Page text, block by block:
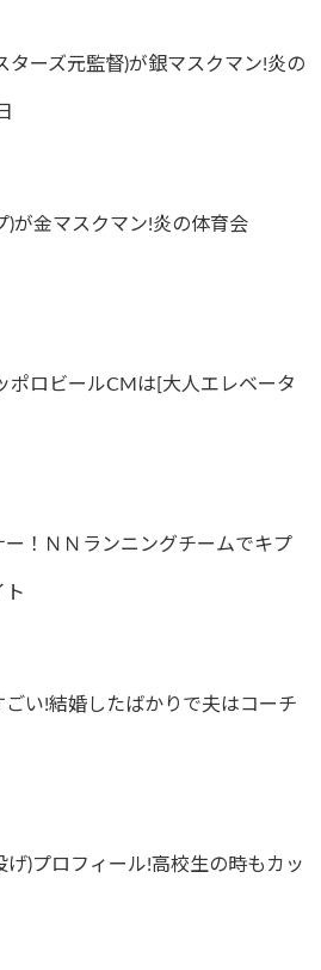
ターズ元監督)が銀マスクマン!炎の
)が金マスクマン!炎の体育会
ポロビールCMは[大人エレベータ
！ＮＮランニングチームでキプ
ト
い!結婚したばかりで夫はコーチ
げ)プロフィール!高校生の時もカッ